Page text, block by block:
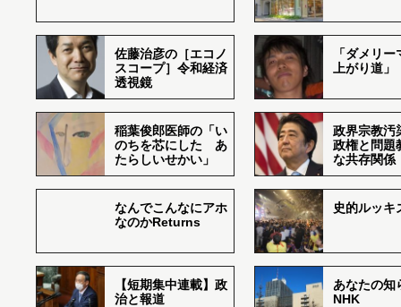
佐藤治彦の［エコノ
スコープ］令和経済
透視鏡
「ダメリ
上がり道」
稲葉俊郎医師の「い
のちを芯にした あ
たらしいせかい」
政界宗教汚
政権と問題
な共存関係
なんでこんなにアホ
なのかReturns
史的ルッキ
【短期集中連載】政
治と報道
あなたの知
NHK